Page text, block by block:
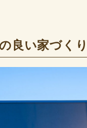
良い家づくり